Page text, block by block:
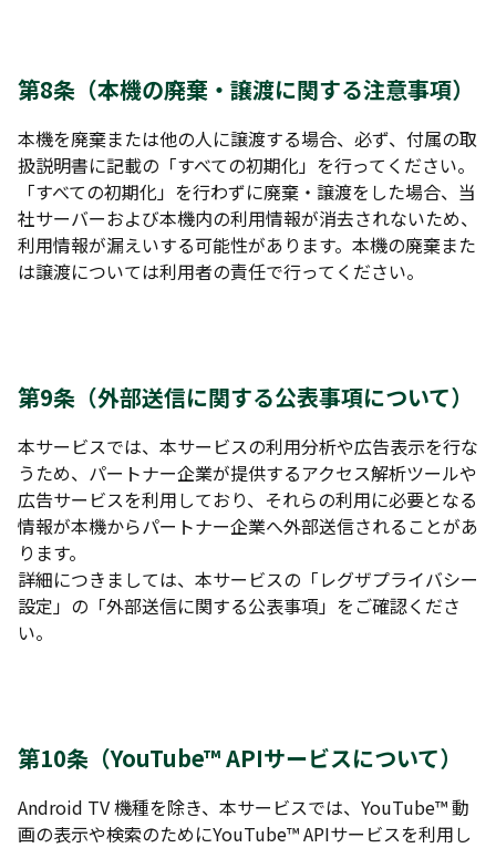
第8条（本機の廃棄・譲渡に関する注意事項）
本機を廃棄または他の人に譲渡する場合、必ず、付属の取
扱説明書に記載の「すべての初期化」を行ってください。
「すべての初期化」を行わずに廃棄・譲渡をした場合、当
社サーバーおよび本機内の利用情報が消去されないため、
利用情報が漏えいする可能性があります。本機の廃棄また
は譲渡については利用者の責任で行ってください。
第9条（外部送信に関する公表事項について）
本サービスでは、本サービスの利用分析や広告表示を行な
うため、パートナー企業が提供するアクセス解析ツールや
広告サービスを利用しており、それらの利用に必要となる
情報が本機からパートナー企業へ外部送信されることがあ
ります。
詳細につきましては、本サービスの「レグザプライバシー
設定」の「外部送信に関する公表事項」をご確認くださ
い。
第10条（YouTube™ APIサービスについて）
Android TV 機種を除き、本サービスでは、YouTube™ 動
画の表示や検索のためにYouTube™ APIサービスを利用し